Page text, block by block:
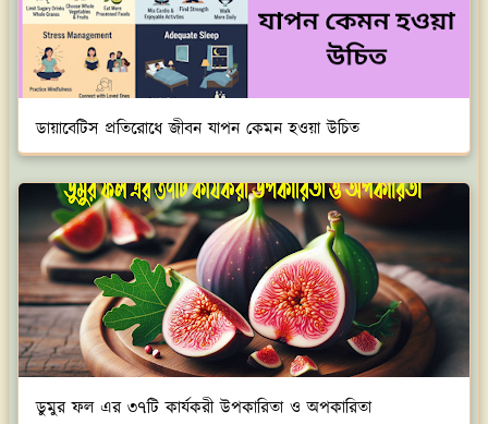
ডায়াবেটিস প্রতিরোধে জীবন যাপন কেমন হওয়া উচিত
ডুমুর ফল এর ৩৭টি কার্যকরী উপকারিতা ও অপকারিতা